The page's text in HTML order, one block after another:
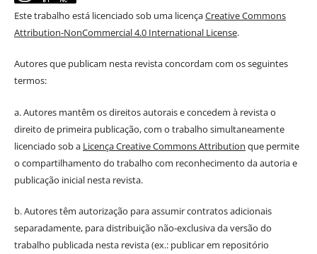
Este trabalho está licenciado sob uma licençaCreative Commons
Attribution-NonCommercial 4.0 International License.
Autores que publicam nesta revista concordam com os seguintes
termos:
a. Autores mantêm os direitos autorais e concedem à revista o
direito de primeira publicação, com o trabalho simultaneamente
licenciado sob a Licença Creative Commons Attribution que permite
o compartilhamento do trabalho com reconhecimento da autoria e
publicação inicial nesta revista.
b. Autores têm autorização para assumir contratos adicionais
separadamente, para distribuição não-exclusiva da versão do
trabalho publicada nesta revista (ex.: publicar em repositório